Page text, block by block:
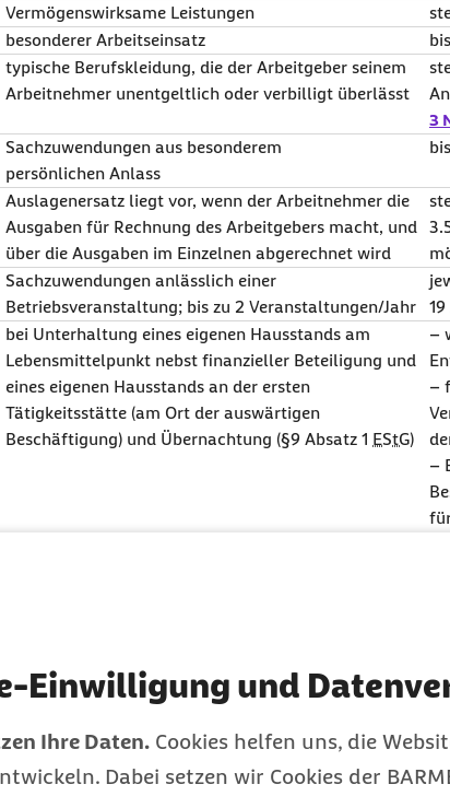
Einwilligung und
Ihre Daten. Cookies helfen uns, die
Dabei setzen wir Cookies der
Vermögenswirksame Leistungen
besonderer Arbeitseinsatz
typische Berufskleidung, die der Arbeitgeber seinem
Arbeitnehmer unentgeltlich oder verbilligt überlässt
3
Sachzuwendungen aus besonderem
persönlichen Anlass
Auslagenersatz liegt vor, wenn der Arbeitnehmer die
Ausgaben für Rechnung des Arbeitgebers macht, und
über die Ausgaben im Einzelnen abgerechnet wird
Sachzuwendungen anlässlich einer
Betriebsveranstaltung; bis zu 2 Veranstaltungen/Jahr
bei Unterhaltung eines eigenen Hausstands am
Lebensmittelpunkt nebst finanzieller Beteiligung und
eines eigenen Hausstands an der ersten
Tätigkeitsstätte (am Ort der auswärtigen
Beschäftigung) und Übernachtung (§9 Absatz 1 EStG)
–
–
–
Tätigkeit für steuerbegünstigte Körperschaften
Pauschalierung der Lohnsteuer mit 25 % für
Zuwendungen an
Ehegatten